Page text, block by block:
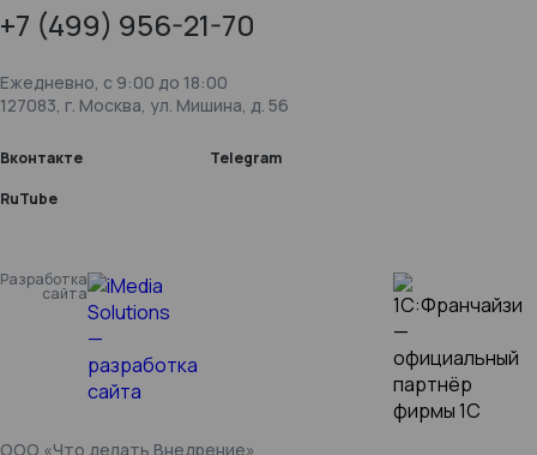
Вконтакте
Telegram
RuTube
ООО «Что делать Внедрение»
+7 (499) 956-21-70
Ежедневно, c 9:00 до 18:00
127083, г. Москва, ул. Мишина, д. 56
Разработка
сайта